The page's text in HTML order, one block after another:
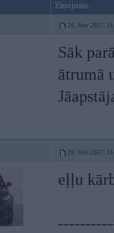
Ziņojums
26. Nov 2007,
Sāk
ātrumā
26. Nov 2007,
eļļu